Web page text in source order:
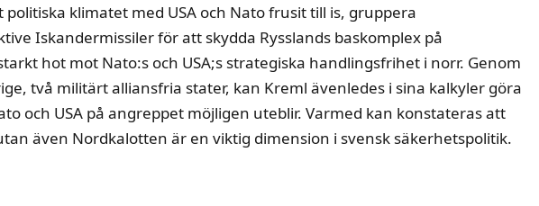
klimatet med USA och Nato frusit till is, gruppera
Iskandermissiler för att skydda Rysslands baskomplex på
hot mot Nato:s och USA;s strategiska handlingsfrihet i norr. Genom
två militärt alliansfria stater, kan Kreml ävenledes i sina kalkyler göra
och USA på angreppet möjligen uteblir. Varmed kan konstateras att
även Nordkalotten är en viktig dimension i svensk säkerhetspolitik.